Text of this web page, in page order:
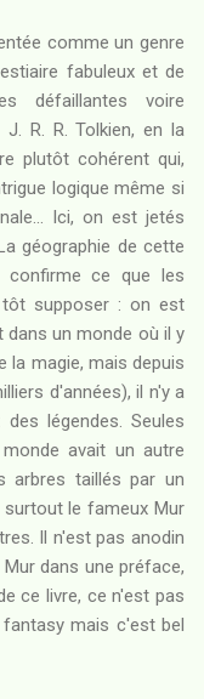
comme un genre
fabuleux et de
défaillantes voire
R. R. Tolkien, en la
plutôt cohérent qui,
logique même si
Ici, on est jetés
géographie de cette
confirme ce que les
supposer : on est
dans un monde où il y
la magie, mais depuis
d'années), il n'y a
légendes. Seules
avait un autre
arbres taillés par un
surtout le fameux Mur
Il n'est pas anodin
dans une préface,
ce livre, ce n'est pas
mais c'est bel